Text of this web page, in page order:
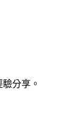
分享。